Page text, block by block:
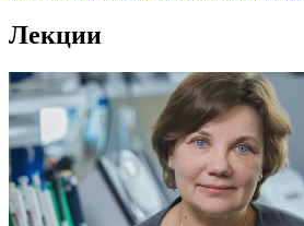
Лекции